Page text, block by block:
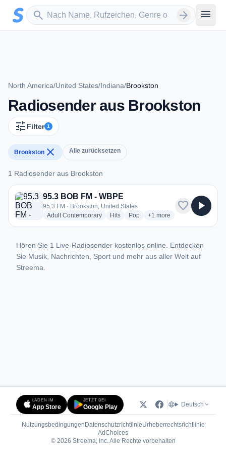
Zum Hauptinhalt springen
search
Sender suchen arrow_forward menu
North America/United States/Indiana/Brookston
Radiosender aus Brookston
tune Filter 1
Brookston close Alle zurücksetzen
1 Radiosender aus Brookston
1 Radiosender aus Brookston
95.3 BOB FM - WBPE
95.3 FM · Brookston, United States
Adult Contemporaryradio stations
Hitsradio stations
Popradio stations
+1 more genres for 95.3
more
favorite play_arrow
Hören Sie 1 Live-Radiosender kostenlos online. Entdecken
Sie Musik, Nachrichten, Sport und mehr aus aller Welt auf
Streema.
LADEN IM
App Store
JETZT BEI
Google Play Deutsch
Nutzungsbedingungen DatenschutzrichtlinieUrheberrechtsrichtlinie
AdChoices(öffnet in neuem Tab)
© 2026 Streema, Inc. Alle Rechte vorbehalten